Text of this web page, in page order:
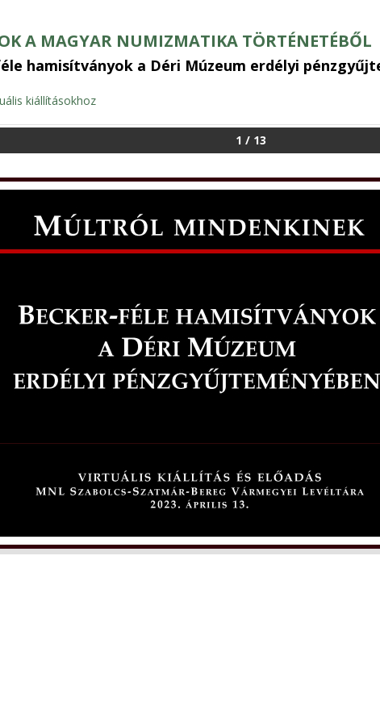
A MAGYAR NUMIZMATIKA TÖRTÉNETÉBŐL
hamisítványok a Déri Múzeum erdélyi
kiállításokhoz
1 / 13